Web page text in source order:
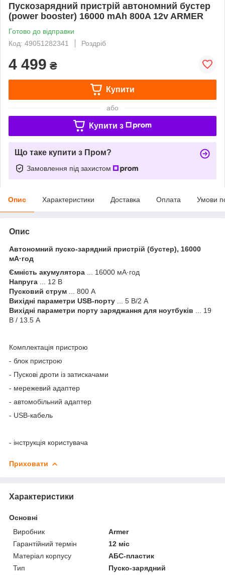
Пускозарядний пристрій автономний бустер
(power booster) 16000 mAh 800A 12v ARMER
Готово до відправки
Код: 49051282341
Роздріб
4 499 ₴
Купити
або
Купити з
Що таке купити з Пром?
Замовлення під захистом
Опис Характеристики Доставка Оплата Умови
Опис
Автономний пуско-зарядний пристрій (бустер), 16000
мА·год
Ємність акумулятора ... 16000 мА·год
Напруга ... 12 В
Пусковий струм ... 800 А
Вихідні параметри USB-порту ... 5 В/2 А
Вихідні параметри порту заряджання для ноутбуків ... 19
В / 13.5 А
Комплектація пристрою
- блок пристрою
- Пускові дроти із затискачами
- мережевий адаптер
- автомобільний адаптер
- USB-кабель
- інструкція користувача
Приховати
Характеристики
Основні
Виробник
Armer
Гарантійний термін
12 міс
Матеріал корпусу
АБС-пластик
Тип
Пуско-зарядний